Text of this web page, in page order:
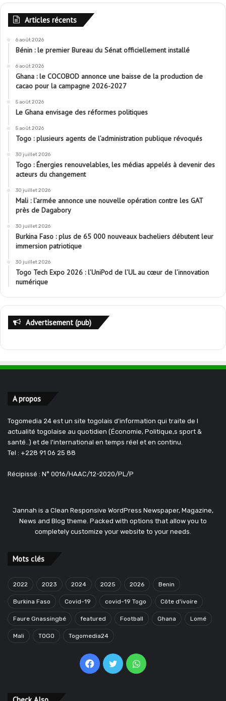
Articles récents
6 août 2026
Bénin : le premier Bureau du Sénat officiellement installé
6 août 2026
Ghana : le COCOBOD annonce une baisse de la production de
cacao pour la campagne 2026-2027
5 août 2026
Le Ghana envisage des réformes politiques
5 août 2026
Togo : plusieurs agents de l’administration publique révoqués
30 juillet 2026
Togo : Énergies renouvelables, les médias appelés à devenir des
acteurs du changement
30 juillet 2026
Mali : l’armée annonce une nouvelle opération contre les GAT
près de Dagabory
30 juillet 2026
Burkina Faso : plus de 65 000 nouveaux bacheliers débutent leur
immersion patriotique
30 juillet 2026
Togo Tech Expo 2026 : l’UniPod de l’UL au cœur de l’innovation
numérique
Advertisement (pub)
A propos
Togomedia 24 est un site togolais d'information qui traite de l
actualité togolaise au quotidien (Économie, Politique,s sport &
santé..) et de l'international en temps réel et en continu.
Tel : +228 91 06 25 88
Récipissé : N° 0016/HAAC/12-2020/PL/P
Jannah is a Clean Responsive WordPress Newspaper, Magazine,
News and Blog theme. Packed with options that allow you to
completely customize your website to your needs.
Mots clés
2022 2023 2024 2025 2026 Benin
Burkina Faso Covid-19 covid-19 Togo Côte d'ivoire
Faure Gnassingbé featured Football Ghana Lomé
Mali TOGO Togomedia24
Facebook
TwitterWhatsApp